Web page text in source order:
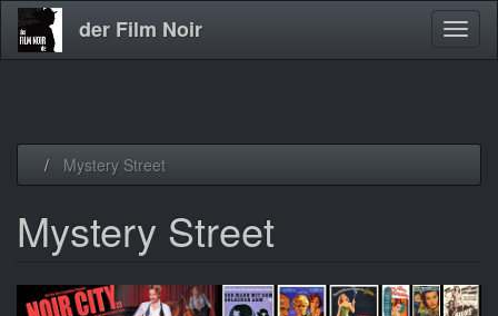
der Film Noir
Mystery Street
Mystery Street